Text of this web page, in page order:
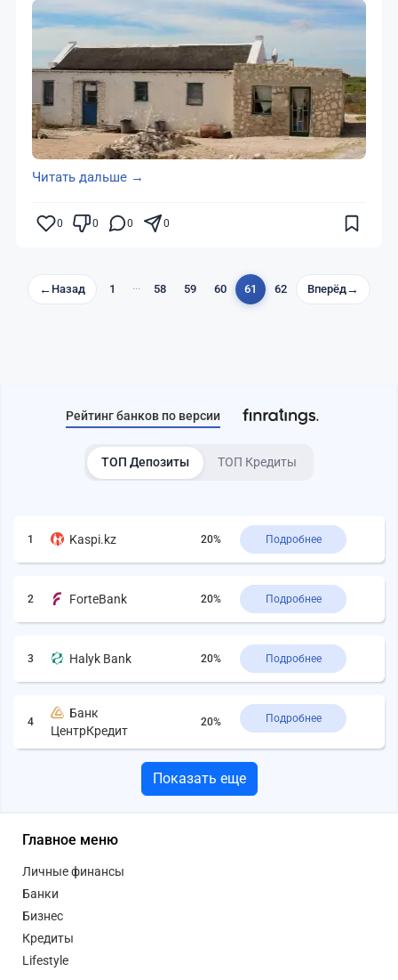
Читать дальше →
0 0 0 0
← Назад 1 ··· 58 59 60 61 62 Вперёд→
Рейтинг банков по версии
ТОП Депозиты ТОП Кредиты
1 Kaspi.kz 20% Подробнее
2 ForteBank 20% Подробнее
3 Halyk Bank 20% Подробнее
4
Банк
ЦентрКредит
20% Подробнее
Показать еще
Главное меню
Личные финансы
Банки
Бизнес
Кредиты
Lifestyle